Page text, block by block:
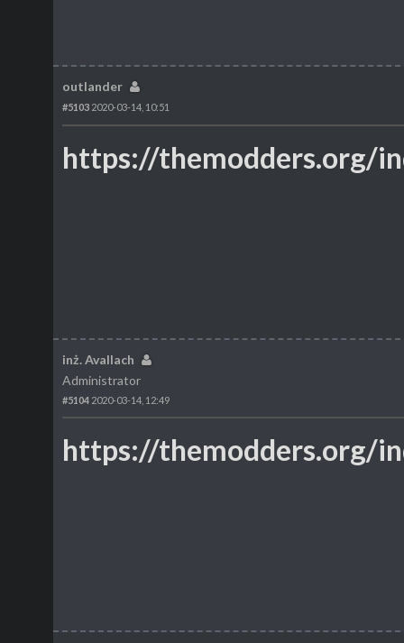
outlander
#5103 2020-03-14, 10:51
https://themodders.org/
inż. Avallach
Administrator
#5104 2020-03-14, 12:49
https://themodders.org/